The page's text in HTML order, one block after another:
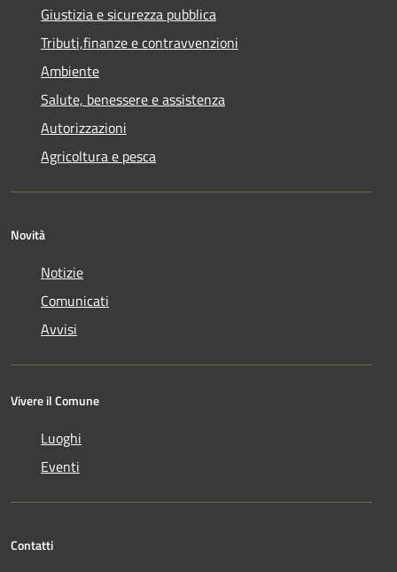
Giustizia e sicurezza pubblica
Tributi,finanze e contravvenzioni
Ambiente
Salute, benessere e assistenza
Autorizzazioni
Agricoltura e pesca
Novità
Notizie
Comunicati
Avvisi
Vivere il Comune
Luoghi
Eventi
Contatti